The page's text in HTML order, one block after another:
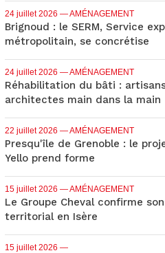
24 juillet 2026 — AMÉNAGEMENT
Brignoud : le SERM, Service
métropolitain, se concrétise
24 juillet 2026 — AMÉNAGEMENT
Réhabilitation du bâti :
architectes main dans la main
22 juillet 2026 — AMÉNAGEMENT
Presqu'île de Grenoble : le
Yello prend forme
15 juillet 2026 — AMÉNAGEMENT
Le Groupe Cheval confirme
territorial en Isère
15 juillet 2026 —